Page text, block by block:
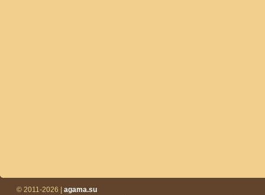
© 2011-2026 | agama.su